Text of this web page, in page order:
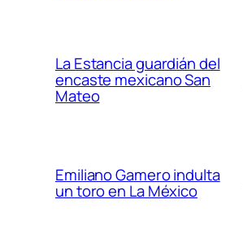
La Estancia guardián del
encaste mexicano San
Mateo
Emiliano Gamero indulta
un toro en La México